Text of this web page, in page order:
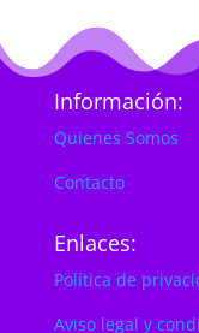
Información:
Quienes Somos
Contacto
Enlaces:
Política de
Aviso legal y